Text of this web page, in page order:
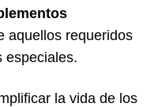
aquellos requeridos
especiales.
la vida de los